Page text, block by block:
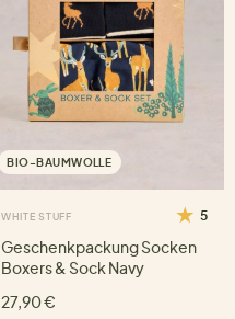
BIO-BAUMWOLLE
WHITE STUFF 5
Geschenkpackung Socken
Boxers & Sock Navy
27,90 €